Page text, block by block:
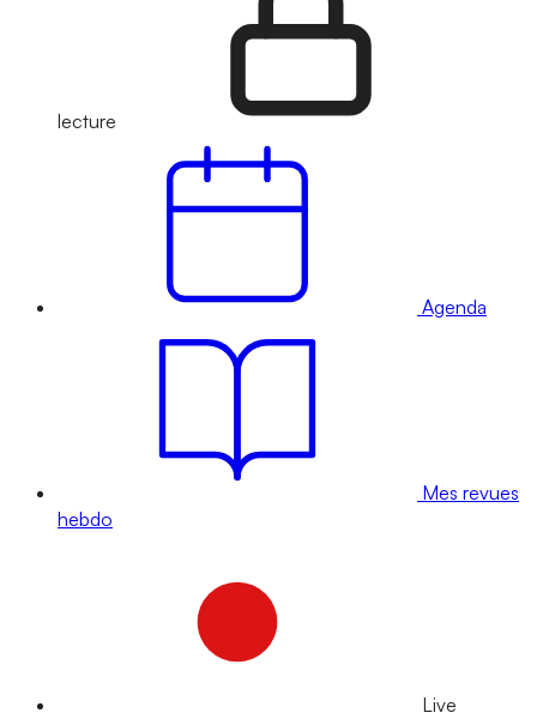
lecture
Agenda
Mes revues
hebdo
Live